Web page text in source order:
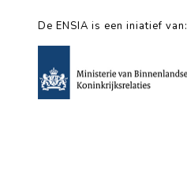
De ENSIA is een iniatief van: